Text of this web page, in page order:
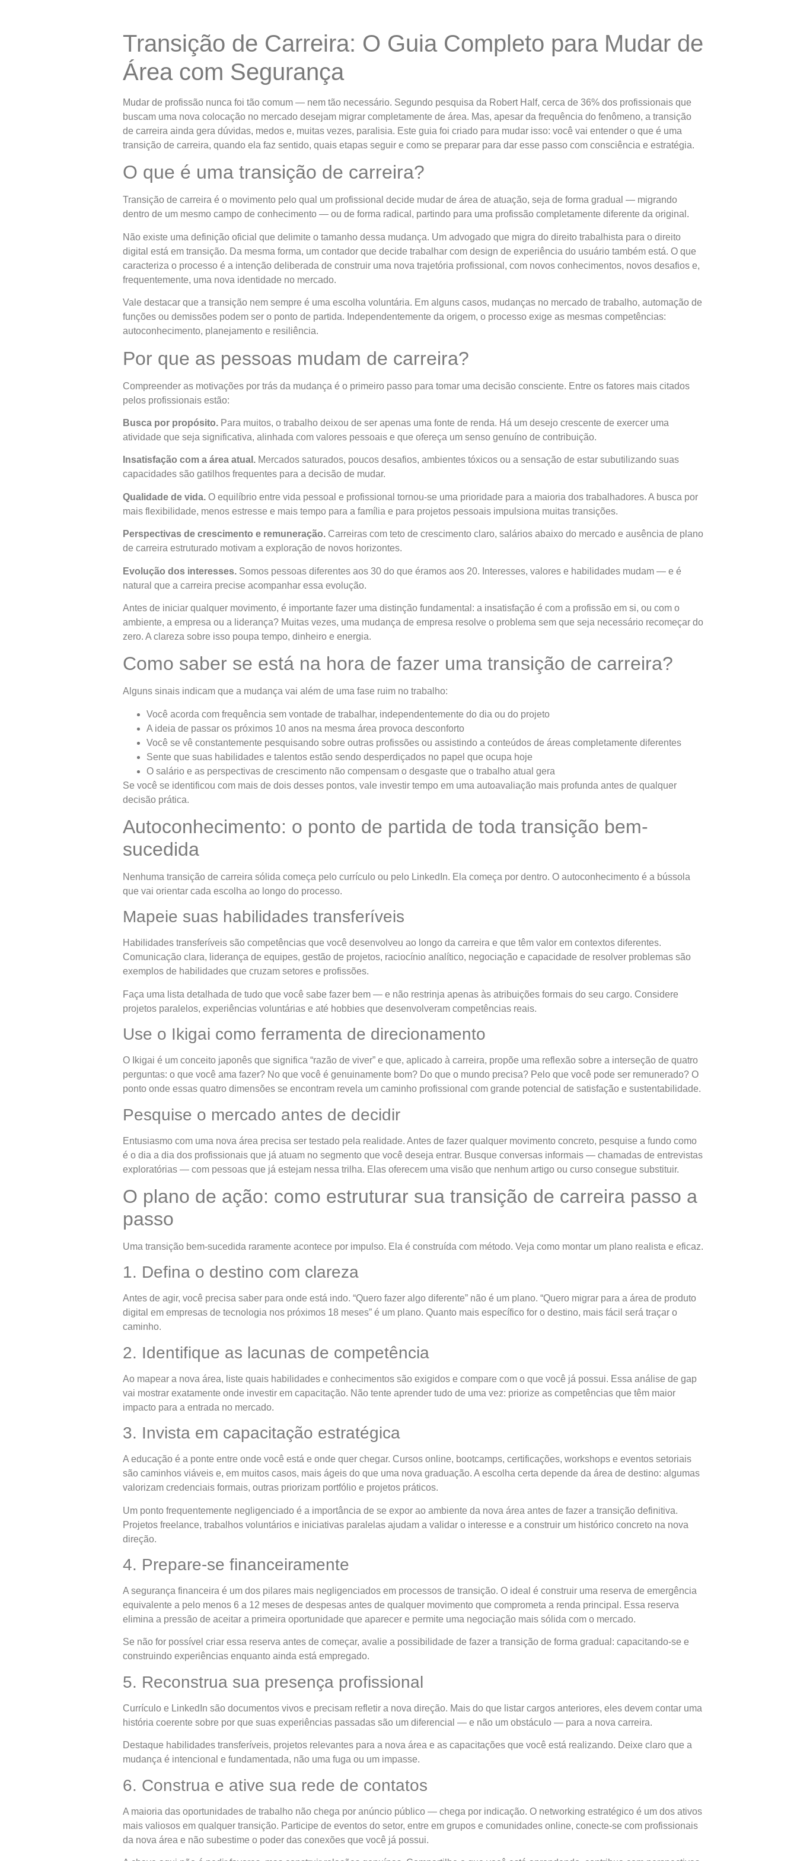
Transição de Carreira: O Guia Completo para Mudar de
Área com Segurança
Mudar de profissão nunca foi tão comum — nem tão necessário. Segundo pesquisa da Robert Half, cerca de 36% dos profissionais que
buscam uma nova colocação no mercado desejam migrar completamente de área. Mas, apesar da frequência do fenômeno, a transição
de carreira ainda gera dúvidas, medos e, muitas vezes, paralisia. Este guia foi criado para mudar isso: você vai entender o que é uma
transição de carreira, quando ela faz sentido, quais etapas seguir e como se preparar para dar esse passo com consciência e estratégia.
O que é uma transição de carreira?
Transição de carreira é o movimento pelo qual um profissional decide mudar de área de atuação, seja de forma gradual — migrando
dentro de um mesmo campo de conhecimento — ou de forma radical, partindo para uma profissão completamente diferente da original.
Não existe uma definição oficial que delimite o tamanho dessa mudança. Um advogado que migra do direito trabalhista para o direito
digital está em transição. Da mesma forma, um contador que decide trabalhar com design de experiência do usuário também está. O que
caracteriza o processo é a intenção deliberada de construir uma nova trajetória profissional, com novos conhecimentos, novos desafios e,
frequentemente, uma nova identidade no mercado.
Vale destacar que a transição nem sempre é uma escolha voluntária. Em alguns casos, mudanças no mercado de trabalho, automação de
funções ou demissões podem ser o ponto de partida. Independentemente da origem, o processo exige as mesmas competências:
autoconhecimento, planejamento e resiliência.
Por que as pessoas mudam de carreira?
Compreender as motivações por trás da mudança é o primeiro passo para tomar uma decisão consciente. Entre os fatores mais citados
pelos profissionais estão:
Busca por propósito. Para muitos, o trabalho deixou de ser apenas uma fonte de renda. Há um desejo crescente de exercer uma
atividade que seja significativa, alinhada com valores pessoais e que ofereça um senso genuíno de contribuição.
Insatisfação com a área atual. Mercados saturados, poucos desafios, ambientes tóxicos ou a sensação de estar subutilizando suas
capacidades são gatilhos frequentes para a decisão de mudar.
Qualidade de vida. O equilíbrio entre vida pessoal e profissional tornou-se uma prioridade para a maioria dos trabalhadores. A busca por
mais flexibilidade, menos estresse e mais tempo para a família e para projetos pessoais impulsiona muitas transições.
Perspectivas de crescimento e remuneração. Carreiras com teto de crescimento claro, salários abaixo do mercado e ausência de plano
de carreira estruturado motivam a exploração de novos horizontes.
Evolução dos interesses. Somos pessoas diferentes aos 30 do que éramos aos 20. Interesses, valores e habilidades mudam — e é
natural que a carreira precise acompanhar essa evolução.
Antes de iniciar qualquer movimento, é importante fazer uma distinção fundamental: a insatisfação é com a profissão em si, ou com o
ambiente, a empresa ou a liderança? Muitas vezes, uma mudança de empresa resolve o problema sem que seja necessário recomeçar do
zero. A clareza sobre isso poupa tempo, dinheiro e energia.
Como saber se está na hora de fazer uma transição de carreira?
Alguns sinais indicam que a mudança vai além de uma fase ruim no trabalho:
Você acorda com frequência sem vontade de trabalhar, independentemente do dia ou do projeto
A ideia de passar os próximos 10 anos na mesma área provoca desconforto
Você se vê constantemente pesquisando sobre outras profissões ou assistindo a conteúdos de áreas completamente diferentes
Sente que suas habilidades e talentos estão sendo desperdiçados no papel que ocupa hoje
O salário e as perspectivas de crescimento não compensam o desgaste que o trabalho atual gera
Se você se identificou com mais de dois desses pontos, vale investir tempo em uma autoavaliação mais profunda antes de qualquer
decisão prática.
Autoconhecimento: o ponto de partida de toda transição bem-
sucedida
Nenhuma transição de carreira sólida começa pelo currículo ou pelo LinkedIn. Ela começa por dentro. O autoconhecimento é a bússola
que vai orientar cada escolha ao longo do processo.
Mapeie suas habilidades transferíveis
Habilidades transferíveis são competências que você desenvolveu ao longo da carreira e que têm valor em contextos diferentes.
Comunicação clara, liderança de equipes, gestão de projetos, raciocínio analítico, negociação e capacidade de resolver problemas são
exemplos de habilidades que cruzam setores e profissões.
Faça uma lista detalhada de tudo que você sabe fazer bem — e não restrinja apenas às atribuições formais do seu cargo. Considere
projetos paralelos, experiências voluntárias e até hobbies que desenvolveram competências reais.
Use o Ikigai como ferramenta de direcionamento
O Ikigai é um conceito japonês que significa “razão de viver” e que, aplicado à carreira, propõe uma reflexão sobre a interseção de quatro
perguntas: o que você ama fazer? No que você é genuinamente bom? Do que o mundo precisa? Pelo que você pode ser remunerado? O
ponto onde essas quatro dimensões se encontram revela um caminho profissional com grande potencial de satisfação e sustentabilidade.
Pesquise o mercado antes de decidir
Entusiasmo com uma nova área precisa ser testado pela realidade. Antes de fazer qualquer movimento concreto, pesquise a fundo como
é o dia a dia dos profissionais que já atuam no segmento que você deseja entrar. Busque conversas informais — chamadas de entrevistas
exploratórias — com pessoas que já estejam nessa trilha. Elas oferecem uma visão que nenhum artigo ou curso consegue substituir.
O plano de ação: como estruturar sua transição de carreira passo a
passo
Uma transição bem-sucedida raramente acontece por impulso. Ela é construída com método. Veja como montar um plano realista e eficaz.
1. Defina o destino com clareza
Antes de agir, você precisa saber para onde está indo. “Quero fazer algo diferente” não é um plano. “Quero migrar para a área de produto
digital em empresas de tecnologia nos próximos 18 meses” é um plano. Quanto mais específico for o destino, mais fácil será traçar o
caminho.
2. Identifique as lacunas de competência
Ao mapear a nova área, liste quais habilidades e conhecimentos são exigidos e compare com o que você já possui. Essa análise de gap
vai mostrar exatamente onde investir em capacitação. Não tente aprender tudo de uma vez: priorize as competências que têm maior
impacto para a entrada no mercado.
3. Invista em capacitação estratégica
A educação é a ponte entre onde você está e onde quer chegar. Cursos online, bootcamps, certificações, workshops e eventos setoriais
são caminhos viáveis e, em muitos casos, mais ágeis do que uma nova graduação. A escolha certa depende da área de destino: algumas
valorizam credenciais formais, outras priorizam portfólio e projetos práticos.
Um ponto frequentemente negligenciado é a importância de se expor ao ambiente da nova área antes de fazer a transição definitiva.
Projetos freelance, trabalhos voluntários e iniciativas paralelas ajudam a validar o interesse e a construir um histórico concreto na nova
direção.
4. Prepare-se financeiramente
A segurança financeira é um dos pilares mais negligenciados em processos de transição. O ideal é construir uma reserva de emergência
equivalente a pelo menos 6 a 12 meses de despesas antes de qualquer movimento que comprometa a renda principal. Essa reserva
elimina a pressão de aceitar a primeira oportunidade que aparecer e permite uma negociação mais sólida com o mercado.
Se não for possível criar essa reserva antes de começar, avalie a possibilidade de fazer a transição de forma gradual: capacitando-se e
construindo experiências enquanto ainda está empregado.
5. Reconstrua sua presença profissional
Currículo e LinkedIn são documentos vivos e precisam refletir a nova direção. Mais do que listar cargos anteriores, eles devem contar uma
história coerente sobre por que suas experiências passadas são um diferencial — e não um obstáculo — para a nova carreira.
Destaque habilidades transferíveis, projetos relevantes para a nova área e as capacitações que você está realizando. Deixe claro que a
mudança é intencional e fundamentada, não uma fuga ou um impasse.
6. Construa e ative sua rede de contatos
A maioria das oportunidades de trabalho não chega por anúncio público — chega por indicação. O networking estratégico é um dos ativos
mais valiosos em qualquer transição. Participe de eventos do setor, entre em grupos e comunidades online, conecte-se com profissionais
da nova área e não subestime o poder das conexões que você já possui.